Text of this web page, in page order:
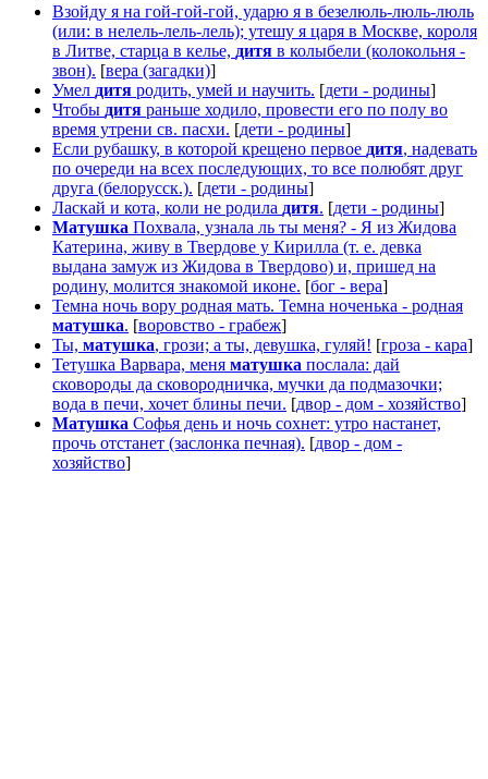
Взойду я на гой-гой-гой, ударю я в безелюль-люль-люль
(или: в нелель-лель-лель); утешу я царя в Москве, короля
в Литве, старца в келье, дитя в колыбели (колокольня -
звон). [вера (загадки)]
Умел дитя родить, умей и научить. [дети - родины]
Чтобы дитя раньше ходило, провести его по полу во
время утрени св. пасхи. [дети - родины]
Если рубашку, в которой крещено первое дитя, надевать
по очереди на всех последующих, то все полюбят друг
друга (белорусск.). [дети - родины]
Ласкай и кота, коли не родила дитя. [дети - родины]
Матушка Похвала, узнала ль ты меня? - Я из Жидова
Катерина, живу в Твердове у Кирилла (т. е. девка
выдана замуж из Жидова в Твердово) и, пришед на
родину, молится знакомой иконе. [бог - вера]
Темна ночь вору родная мать. Темна ноченька - родная
матушка. [воровство - грабеж]
Ты, матушка, грози; а ты, девушка, гуляй! [гроза - кара]
Тетушка Варвара, меня матушка послала: дай
сковороды да сковородничка, мучки да подмазочки;
вода в печи, хочет блины печи. [двор - дом - хозяйство]
Матушка Софья день и ночь сохнет: утро настанет,
прочь отстанет (заслонка печная). [двор - дом -
хозяйство]